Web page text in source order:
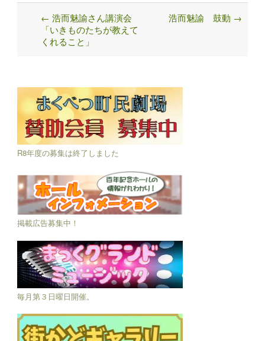
Post
navigation
← 浩而魅諭さん講演会
「いきものたちが教えて
くれること」
浩而魅諭 鼓動 →
R8年度の募集は終了しました
掲載広告募集中！
毎月第３日曜日開催。